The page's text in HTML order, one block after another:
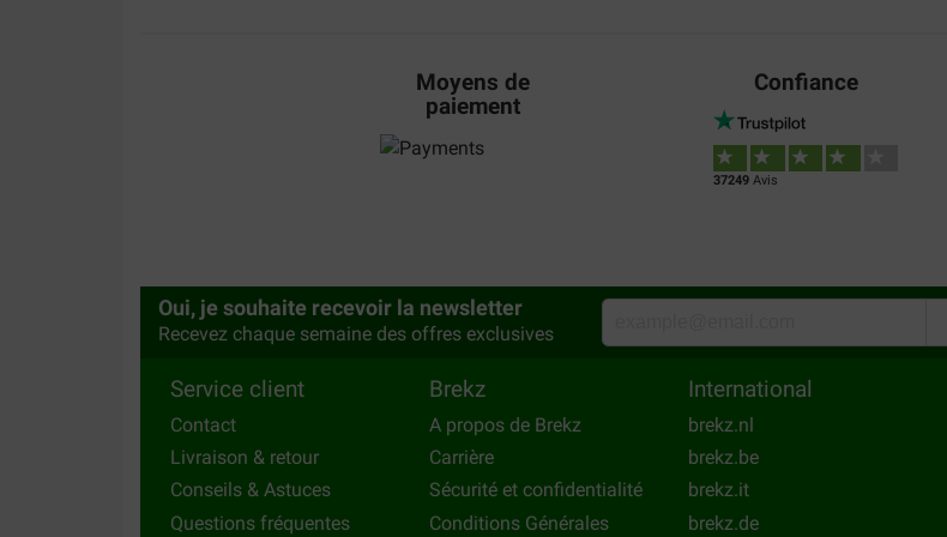
Moyens de
paiement
Confiance
37249Avis
Oui, je souhaite recevoir la newsletter
Recevez chaque semaine des offres exclusives
Service client
Contact
Livraison & retour
Conseils & Astuces
Questions fréquentes
Brekz
A propos de Brekz
Carrière
Sécurité et confidentialité
Conditions Générales
International
brekz.nl
brekz.be
brekz.it
brekz.de